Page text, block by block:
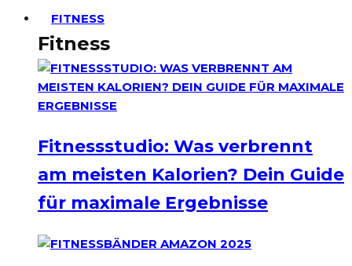
FITNESS
Fitness
Fitnessstudio: Was verbrennt
am meisten Kalorien? Dein Guide
für maximale Ergebnisse